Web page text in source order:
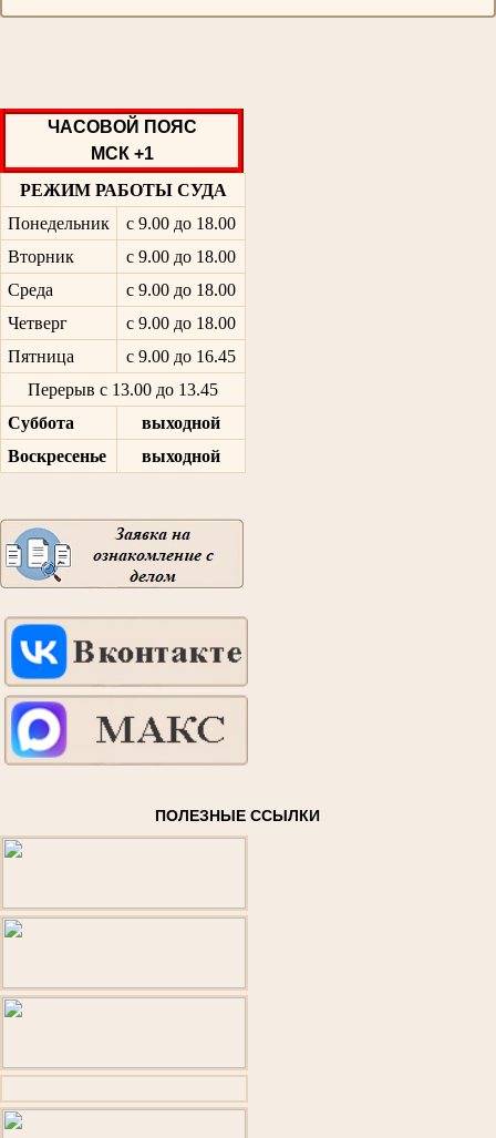
ЧАСОВОЙ ПОЯС
МСК +1
РЕЖИМ РАБОТЫ СУДА
Понедельник
с 9.00 до 18.00
Вторник
с 9.00 до 18.00
Среда
с 9.00 до 18.00
Четверг
с 9.00 до 18.00
Пятница
с 9.00 до 16.45
Перерыв с 13.00 до 13.45
Суббота
выходной
Воскресенье
выходной
ПОЛЕЗНЫЕ ССЫЛКИ